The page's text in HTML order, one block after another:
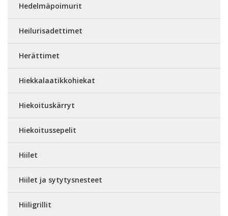
Hedelmäpoimurit
Heilurisadettimet
Herättimet
Hiekkalaatikkohiekat
Hiekoituskärryt
Hiekoitussepelit
Hiilet
Hiilet ja sytytysnesteet
Hiiligrillit